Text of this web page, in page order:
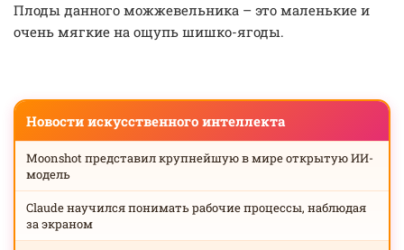
Плоды данного можжевельника – это маленькие и
очень мягкие на ощупь шишко-ягоды.
Новости искусственного интеллекта
Moonshot представил крупнейшую в мире открытую ИИ-
модель
Claude научился понимать рабочие процессы, наблюдая
за экраном